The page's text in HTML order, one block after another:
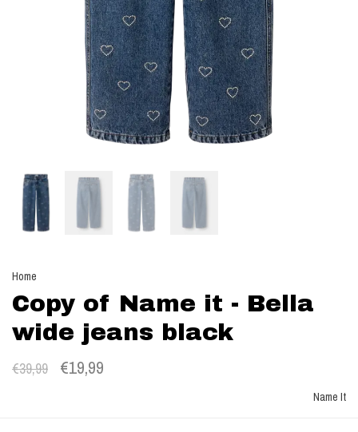
Home
Copy of Name it - Bella
wide jeans black
€39,99 €19,99
Name It